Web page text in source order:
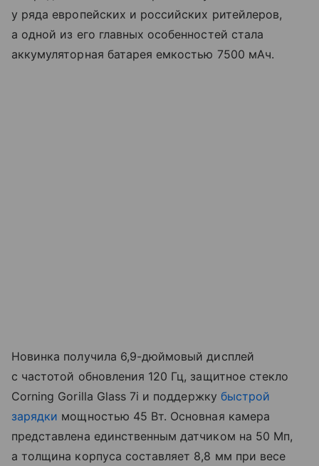
у ряда европейских и российских ритейлеров,
а одной из его главных особенностей стала
аккумуляторная батарея емкостью 7500 мАч.
Новинка получила 6,9-дюймовый дисплей
с частотой обновления 120 Гц, защитное стекло
Corning Gorilla Glass 7i и поддержку быстрой
зарядки мощностью 45 Вт. Основная камера
представлена единственным датчиком на 50 Мп,
а толщина корпуса составляет 8,8 мм при весе